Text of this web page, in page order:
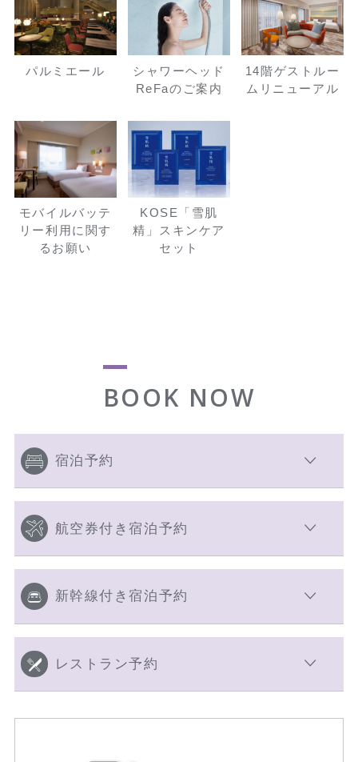
パルミエール
シャワーヘッド
ReFaのご案内
14階ゲストルー
ムリニューアル
モバイルバッテ
リー利用に関す
るお願い
KOSE「雪肌
精」スキンケア
セット
BOOK NOW
宿泊予約
航空券付き宿泊予約
新幹線付き宿泊予約
レストラン予約